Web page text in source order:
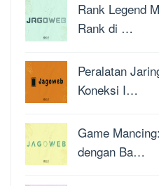
Rank Legend
Rank di …
Peralatan
Koneksi I…
Game
dengan Ba…